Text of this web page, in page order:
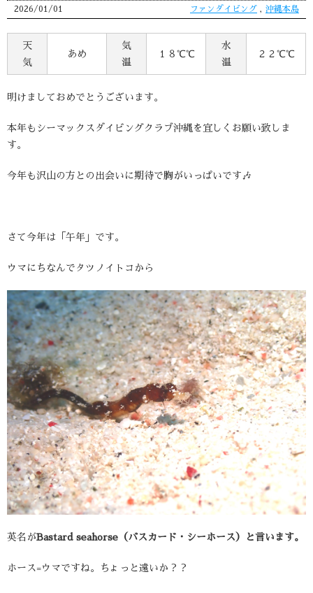
2026/01/01 ファンダイビング , 沖縄本島
天
気
あめ
気
温
１８℃℃
水
温
２２℃℃
明けましておめでとうございます。
本年もシーマックスダイビングクラブ沖縄を宜しくお願い致しま
す。
今年も沢山の方との出会いに期待で胸がいっぱいです🎶
さて今年は「午年」です。
ウマにちなんでタツノイトコから
英名がBastard seahorse（バスカード・シーホース）と言います。
ホース=ウマですね。ちょっと遠いか？？